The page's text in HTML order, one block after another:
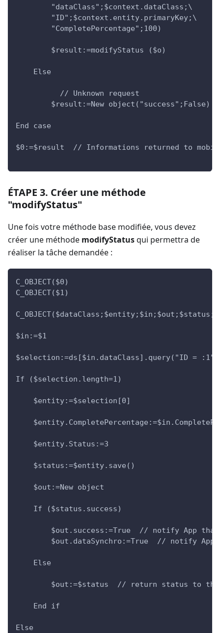
        "dataClass";$context.dataClass;\
        "ID";$context.entity.primaryKey;\
        "CompletePercentage";100)
        $result:=modifyStatus ($o)
    Else
          // Unknown request
        $result:=New object("success";False)
End case
$0:=$result  // Informations returned to
ÉTAPE 3. Créer une méthode
"modifyStatus"
Une fois votre méthode base modifiée, vous devez
créer une méthode modifyStatusqui permettra de
réaliser la tâche demandée :
C_OBJECT($0)
C_OBJECT($1)
$in:=$1
$selection:=ds[$in.dataClass].query("ID =
If ($selection.length=1)
    $entity:=$selection[0]
    $entity.Status:=3
    $status:=$entity.save()
    $out:=New object
    If ($status.success)
$out.success:=True  // notify App
$out.dataSynchro:=True  // notify App
    Else
$out:=$status  // return status to
    End if
Else